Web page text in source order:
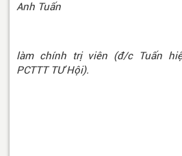
Anh Tuấn
làm chính trị viên (đ/c Tuấn
PCTTT TƯ Hội).